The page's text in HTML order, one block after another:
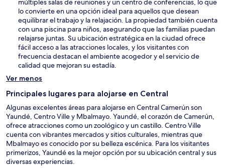
v
a
v
e
n
t
a
n
i
r
á
e
n
u
n
u
e
v
a
v
e
n
t
múltiples salas de reuniones y un centro de conferencias, lo que
lo convierte en una opción ideal para aquellos que desean
equilibrar el trabajo y la relajación. La propiedad también cuenta
con una piscina para niños, asegurando que las familias puedan
relajarse juntas. Su ubicación estratégica en la ciudad ofrece
fácil acceso a las atracciones locales, y los visitantes con
frecuencia destacan el ambiente acogedor y el servicio de
calidad que mejoran su estadía.
Ver menos
Principales lugares para alojarse en Central
Algunas excelentes áreas para alojarse en Central Camerún son
Yaundé, Centro Ville y Mbalmayo. Yaundé, el corazón de Camerún,
ofrece atracciones como un zoológico y un castillo. Centro Ville
cuenta con vibrantes mercados y sitios culturales, mientras que
Mbalmayo es conocido por su belleza escénica. Para los visitantes
primerizos, Yaundé es la mejor opción por su ubicación central y sus
diversas experiencias.